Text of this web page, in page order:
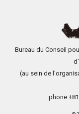
Bureau du Conseil
(au sein de
phone